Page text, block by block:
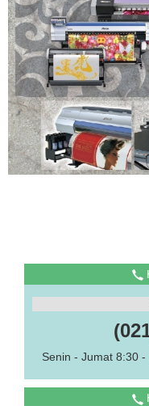
Senin - Jumat 8:30